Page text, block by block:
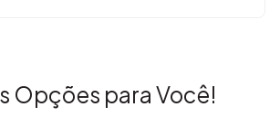
Opções para Você!